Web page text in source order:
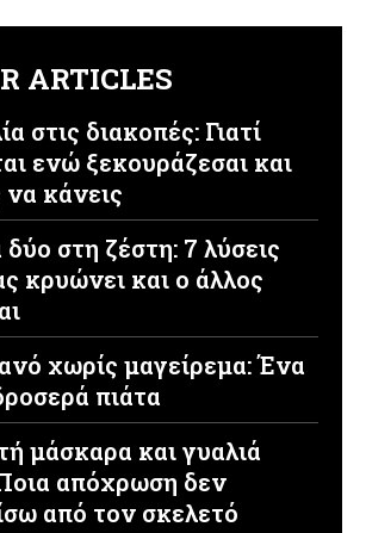
ARTICLES
στις διακοπές: Γιατί
ενώ ξεκουράζεσαι και
να κάνεις
στη ζέστη: 7 λύσεις
κρυώνει και ο άλλος
χωρίς μαγείρεμα: Ένα
πιάτα
μάσκαρα και γυαλιά
απόχρωση δεν
από τον σκελετό